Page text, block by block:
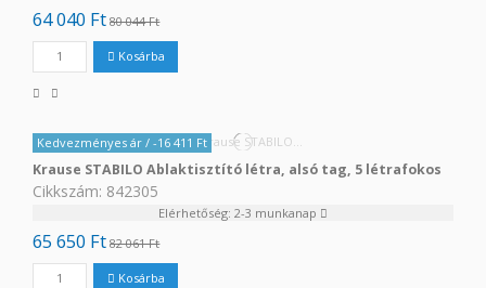
64 040 Ft 80 044 Ft
Kosárba
Kedvezményes ár/ -16 411 Ft
Krause STABILO Ablaktisztító létra, alsó tag, 5 létrafokos
Cikkszám: 842305
Elérhetőség: 2-3 munkanap
65 650 Ft 82 061 Ft
Kosárba